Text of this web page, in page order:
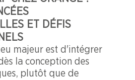
ET DÉFIS
majeur est d'intégrer
la conception des
plutôt que de